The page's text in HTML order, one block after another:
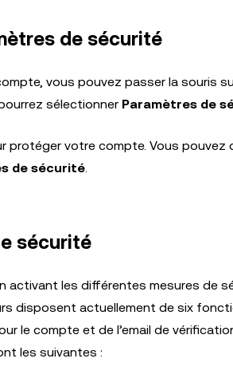
de sécurité
vous pouvez passer la souris
sélectionner Paramètres de
protéger votre compte. Vous
de sécurité.
sécurité
activant les différentes mesures de
disposent actuellement de six
le compte et de l’email de
les suivantes :